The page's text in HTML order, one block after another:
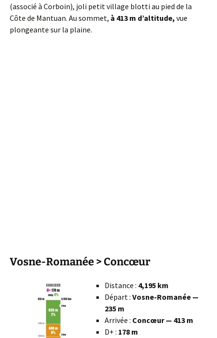
(associé à Corboin), joli petit village blotti au pied de la
Côte de Mantuan. Au sommet, à 413 m d’altitude, vue
plongeante sur la plaine.
Vosne-Romanée > Concœur
Distance : 4,195 km
Départ : Vosne-Romanée —
235 m
Arrivée : Concœur — 413 m
D+ : 178 m